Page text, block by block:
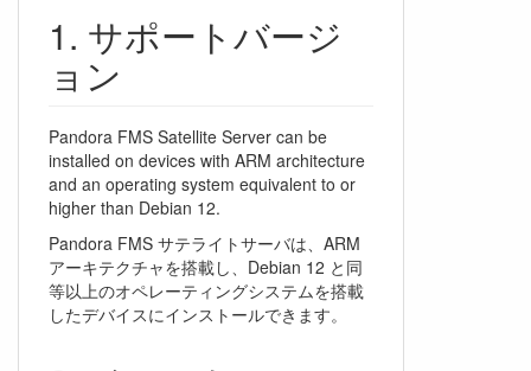
サポートバージ
ョン
Pandora FMS Satellite Server can be
installed on devices with ARM architecture
and an operating system equivalent to or
higher than Debian 12.
Pandora FMS サテライトサーバは、ARM
アーキテクチャを搭載し、Debian 12 と同
等以上のオペレーティングシステムを搭載
したデバイスにインストールできます。